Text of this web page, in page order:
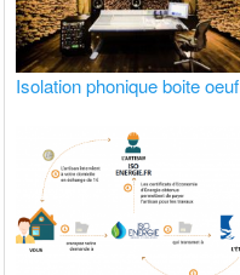
Isolation phonique boite oeuf